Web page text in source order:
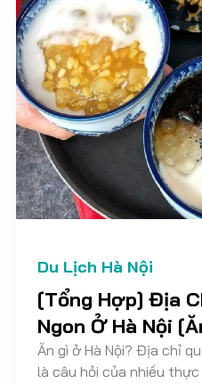
Du Lịch Hà Nội
[Tổng Hợp] Địa
Ngon Ở Hà Nội
Ăn gì ở Hà Nội? Địa chỉ
là câu hỏi của nhiều